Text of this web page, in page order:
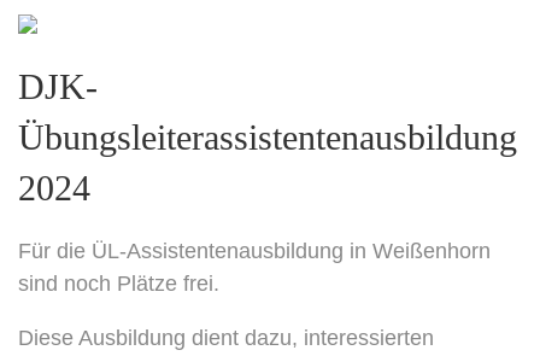
DJK-
Übungsleiterassistentenausbildung
2024
Für die ÜL-Assistentenausbildung in Weißenhorn
sind noch Plätze frei.
Diese Ausbildung dient dazu, interessierten